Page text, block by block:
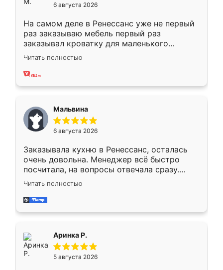
6 августа 2026
На самом деле в Ренессанс уже не первый
раз заказываю мебель первый раз
заказывал кроватку для маленького
ребёнка при его рождении ,во второй раз
заказал шкаф-купе. По качеству очень
хорошее сборка достаточно быстрая,
меньше, здесь же он более разнообразный.
Мне нравится ,если что-то потребуется из
мебели буду заказывать только здесь.
Читать полностью
Мальвина
6 августа 2026
Заказывала кухню в Ренессанс, осталась
очень довольна. Менеджер всё быстро
посчитала, на вопросы отвечала сразу.
Замерщик приехал в субботу, подошёл к
делу со всей ответственностью. Собрали
за день, ребята работали аккуратно, даже
Читать полностью
Аринка Р.
5 августа 2026